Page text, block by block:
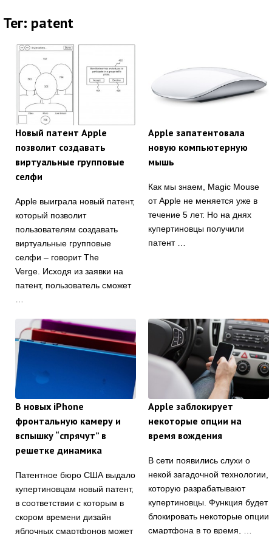
Тег: patent
Новый патент Apple
позволит создавать
виртуальные групповые
селфи
Apple выиграла новый патент,
который позволит
пользователям создавать
виртуальные групповые
селфи – говорит The
Verge. Исходя из заявки на
патент, пользователь сможет
Apple запатентовала
новую компьютерную
мышь
Как мы знаем, Magic Mouse
от Apple не меняется уже в
течение 5 лет. Но на днях
купертиновцы получили
патент …
В новых iPhone
фронтальную камеру и
вспышку “спрячут” в
решетке динамика
Патентное бюро США выдало
купертиновцам новый патент,
в соответствии с которым в
скором времени дизайн
яблочных смартфонов может
Apple заблокирует
некоторые опции на
время вождения
В сети появились слухи о
некой загадочной технологии,
которую разрабатывают
купертиновцы. Функция будет
блокировать некоторые опции
смартфона в то время, …